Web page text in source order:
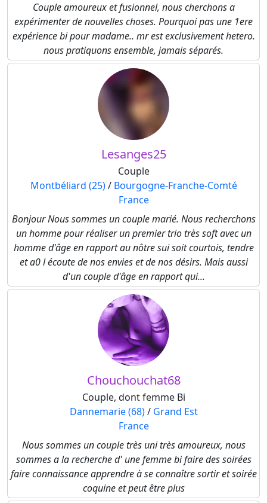
Couple amoureux et fusionnel, nous cherchons a
expérimenter de nouvelles choses. Pourquoi pas une 1ere
expérience bi pour madame.. mr est exclusivement hetero.
nous pratiquons ensemble, jamais séparés.
Lesanges25
Couple
Montbéliard (25)/ Bourgogne-Franche-Comté
France
Bonjour Nous sommes un couple marié. Nous recherchons
un homme pour réaliser un premier trio très soft avec un
homme d'âge en rapport au nôtre sui soit courtois, tendre
et a0 l écoute de nos envies et de nos désirs. Mais aussi
d'un couple d'âge en rapport qui...
Chouchouchat68
Couple, dont femme Bi
Dannemarie (68)/ Grand Est
France
Nous sommes un couple très uni très amoureux, nous
sommes a la recherche d' une femme bi faire des soirées
faire connaissance apprendre à se connaître sortir et soirée
coquine et peut être plus